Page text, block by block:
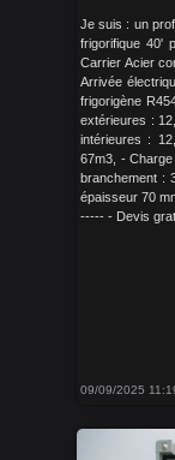
Je suis : un
frigorifique 40'
Carrier Acier
Arrivée
frigorigène
extérieures :
intérieures :
67m3, -
branchement :
épaisseur 70
----- - Devis
09/09/2025